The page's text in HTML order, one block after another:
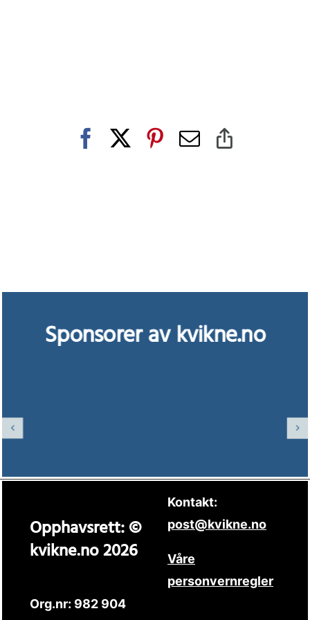
Facebook Pinterest
E-
Sponsorer av kvikne.no
Opphavsrett: ©
kvikne.no 2026
Org.nr: 982 904
Kontakt:
post@kvikne.no
Våre
personvernregler